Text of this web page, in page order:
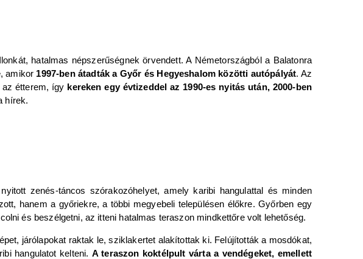
hatalmas népszerűségnek örvendett. A Németországból a Balatonra
amikor 1997-ben átadták a Győr és Hegyeshalom közötti autópályát. Az
étterem, így kereken egy évtizeddel az 1990-es nyitás után, 2000-ben
hírek.
zenés-táncos szórakozóhelyet, amely karibi hangulattal és minden
hanem a győriekre, a többi megyebeli településen élőkre. Győrben egy
és beszélgetni, az itteni hatalmas teraszon mindkettőre volt lehetőség.
járólapokat raktak le, sziklakertet alakítottak ki. Felújították a mosdókat,
hangulatot kelteni. A teraszon koktélpult várta a vendégeket, emellett